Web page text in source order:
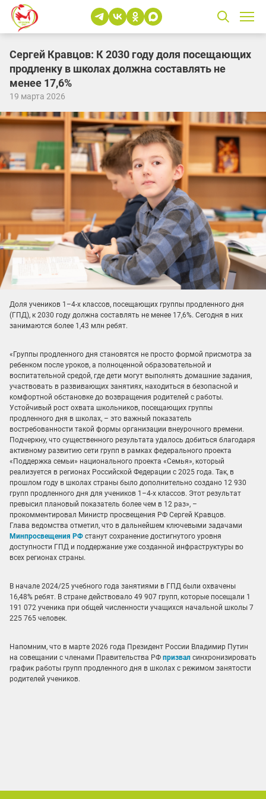
Сергей Кравцов: К 2030 году доля посещающих
продленку в школах должна составлять не
менее 17,6%
19 марта 2026
Доля учеников 1–4-х классов, посещающих группы продленного дня
(ГПД), к 2030 году должна составлять не менее 17,6%. Сегодня в них
занимаются более 1,43 млн ребят.
«Группы продленного дня становятся не просто формой присмотра за
ребенком после уроков, а полноценной образовательной и
воспитательной средой, где дети могут выполнять домашние задания,
участвовать в развивающих занятиях, находиться в безопасной и
комфортной обстановке до возвращения родителей с работы.
Устойчивый рост охвата школьников, посещающих группы
продленного дня в школах, – это важный показатель
востребованности такой формы организации внеурочного времени.
Подчеркну, что существенного результата удалось добиться благодаря
активному развитию сети групп в рамках федерального проекта
«Поддержка семьи» национального проекта «Семья», который
реализуется в регионах Российской Федерации с 2025 года. Так, в
прошлом году в школах страны было дополнительно создано 12 930
групп продленного дня для учеников 1–4-х классов. Этот результат
превысил плановый показатель более чем в 12 раз», –
прокомментировал Министр просвещения РФ Сергей Кравцов.
Глава ведомства отметил, что в дальнейшем ключевыми задачами
Минпросвещения РФ станут сохранение достигнутого уровня
доступности ГПД и поддержание уже созданной инфраструктуры во
всех регионах страны.
В начале 2024/25 учебного года занятиями в ГПД были охвачены
16,48% ребят. В стране действовало 49 907 групп, которые посещали 1
191 072 ученика при общей численности учащихся начальной школы 7
225 765 человек.
Напомним, что в марте 2026 года Президент России Владимир Путин
на совещании с членами Правительства РФ призвал синхронизировать
график работы групп продленного дня в школах с режимом занятости
родителей учеников.